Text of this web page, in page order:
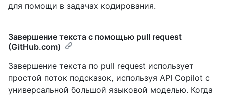
для помощи в задачах кодирования.
Завершение текста с помощью pull request
(GitHub.com)
Завершение текста по pull request использует
простой поток подсказок, используя API Copilot с
универсальной большой языковой моделью. Когда